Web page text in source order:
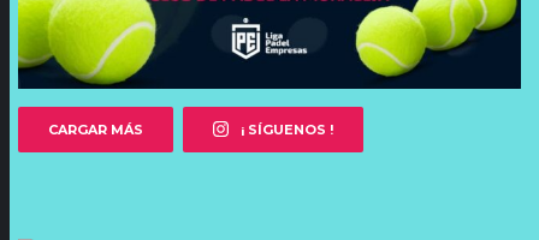
CARGAR MÁS ¡ SÍGUENOS !